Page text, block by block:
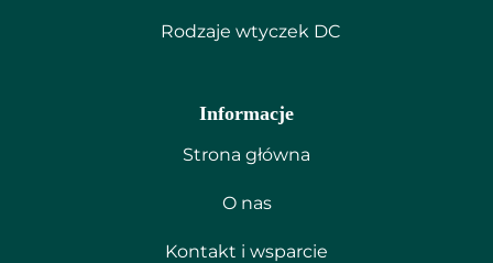
Rodzaje wtyczek DC
Informacje
Strona główna
O nas
Kontakt i wsparcie